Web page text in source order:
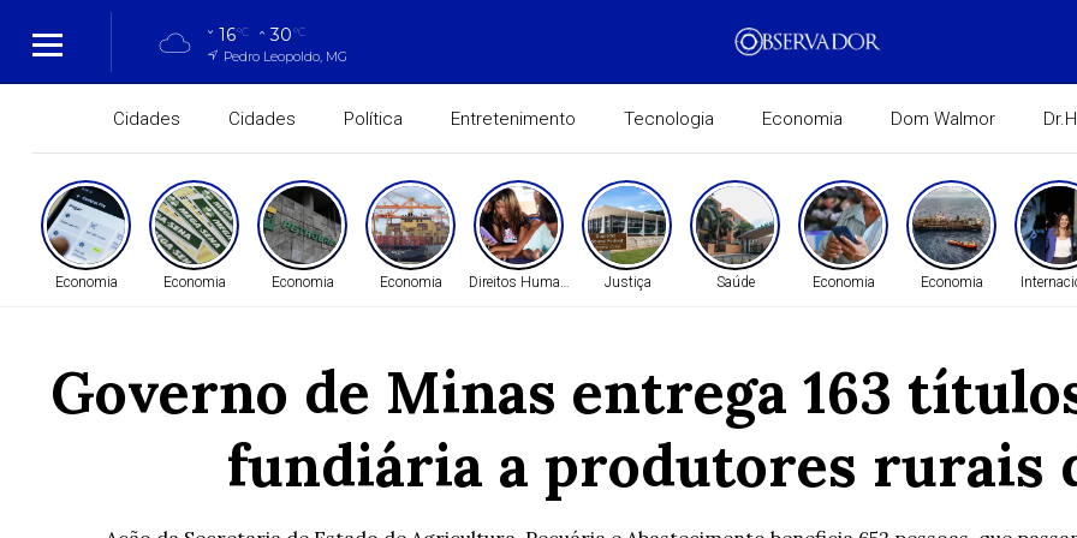
16°C 30°C
Pedro Leopoldo, MG
Cidades Cidades Política Entretenimento Tecnologia Economia Dom Walmor
Economia Economia Economia Economia Direitos Humanos Justiça Saúde Economia Economia
Governo de Minas entrega 163
fundiária a produtores rurais